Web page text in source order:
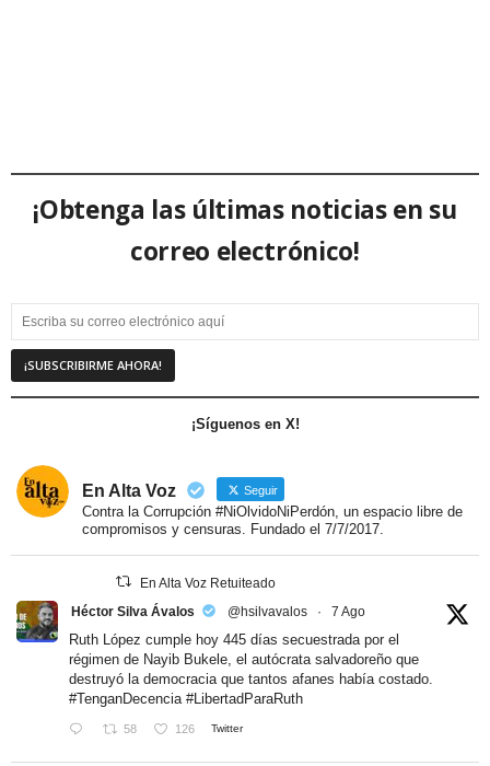
¡Obtenga las últimas noticias en su
correo electrónico!
¡Síguenos en X!
En Alta Voz Seguir
Contra la Corrupción #NiOlvidoNiPerdón, un espacio libre de
compromisos y censuras. Fundado el 7/7/2017.
En Alta Voz Retuiteado
Héctor Silva Ávalos
@hsilvavalos · 7 Ago
Ruth López cumple hoy 445 días secuestrada por el
régimen de Nayib Bukele, el autócrata salvadoreño que
destruyó la democracia que tantos afanes había costado.
#TenganDecencia #LibertadParaRuth
58 126 Twitter